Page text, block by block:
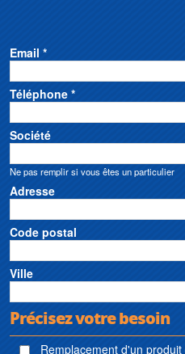
Email *
Téléphone *
Société
Ne pas remplir si vous êtes un particulier
Adresse
Code postal
Ville
Précisez votre besoin
Remplacement d'un